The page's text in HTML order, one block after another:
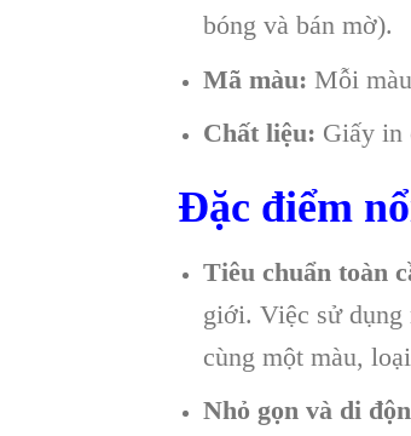
bóng và bán mờ).
Mã màu: Mỗi
Chất liệu: Giấy in
Đặc điểm
Tiêu chuẩn toàn
giới. Việc sử dụng
cùng một màu,
Nhỏ gọn và di